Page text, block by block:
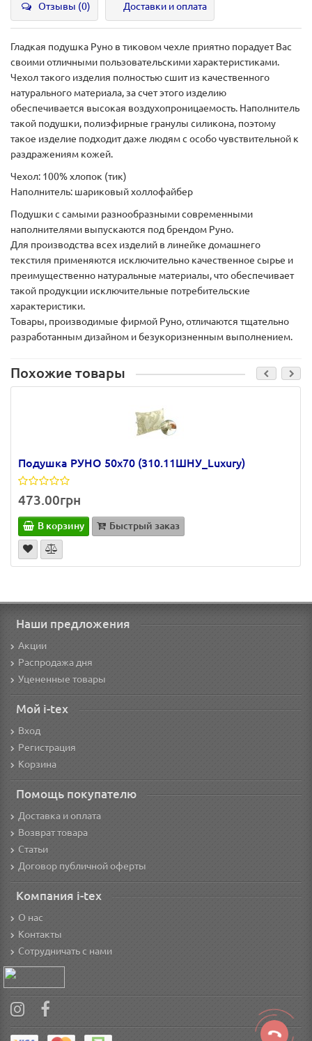
Отзывы (0) Доставки и оплата
Гладкая подушка Руно в тиковом чехле приятно порадует Вас
своими отличными пользовательскими характеристиками.
Чехол такого изделия полностью сшит из качественного
натурального материала, за счет этого изделию
обеспечивается высокая воздухопроницаемость. Наполнитель
такой подушки, полиэфирные гранулы силикона, поэтому
такое изделие подходит даже людям с особо чувствительной к
раздражениям кожей.
Чехол: 100% хлопок (тик)
Наполнитель: шариковый холлофайбер
Подушки с самыми разнообразными современными
наполнителями выпускаются под брендом Руно.
Для производства всех изделий в линейке домашнего
текстиля применяются исключительно качественное сырье и
преимущественно натуральные материалы, что обеспечивает
такой продукции исключительные потребительские
характеристики.
Товары, производимые фирмой Руно, отличаются тщательно
разработанным дизайном и безукоризненным выполнением.
Похожие товары
Подушка РУНО 50х70 (310.11ШНУ_Luxury)
473.00грн
В корзину Быстрый заказ
Наши предложения
Акции
Распродажа дня
Уцененные товары
Мой i-tex
Вход
Регистрация
Корзина
Помощь покупателю
Доставка и оплата
Возврат товара
Статьи
Договор публичной оферты
Компания i-tex
О нас
Контакты
Сотрудничать с нами